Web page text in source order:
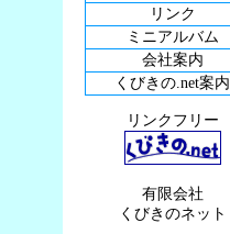
リンク
ミニアルバム
会社案内
くびきの.net案内
リンクフリー
有限会社
くびきのネット